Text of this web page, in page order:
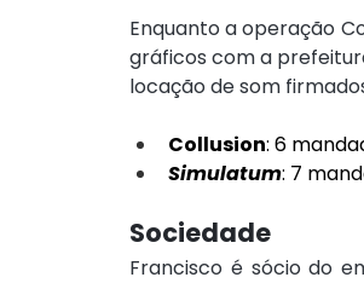
Enquanto a operação
gráficos com a
locação de som
Collusion: 6
Simulatum: 7
Sociedade
Francisco é sócio do